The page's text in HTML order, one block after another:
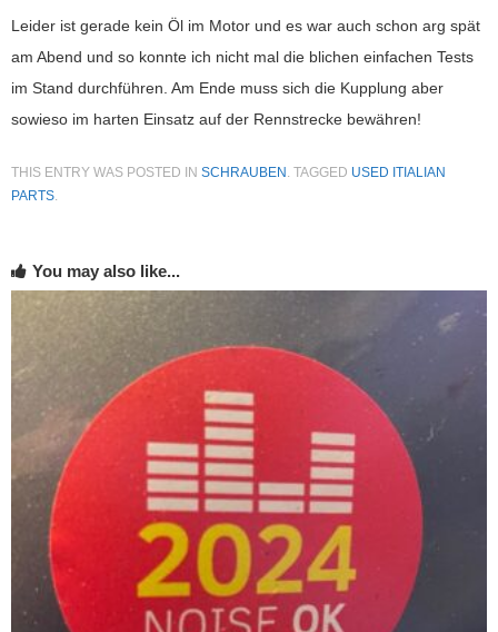
Leider ist gerade kein Öl im Motor und es war auch schon arg spät
am Abend und so konnte ich nicht mal die blichen einfachen Tests
im Stand durchführen. Am Ende muss sich die Kupplung aber
sowieso im harten Einsatz auf der Rennstrecke bewähren!
THIS ENTRY WAS POSTED IN SCHRAUBEN. TAGGED USED ITIALIAN
PARTS.
You may also like...